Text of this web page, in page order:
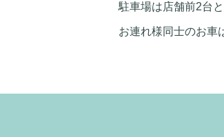
駐車場は店舗前2台
お連れ様同士のお車